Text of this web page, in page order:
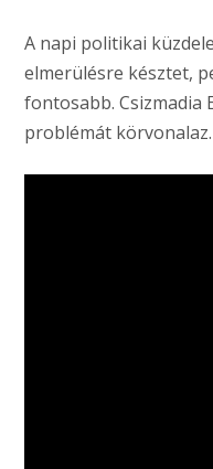
A napi politikai
elmerülésre késztet,
fontosabb. Csizmadia
problémát